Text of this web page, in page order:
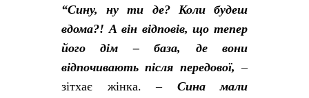
“Сину, ну ти де? Коли будеш
вдома?! А він відповів, що тепер
його дім – база, де вони
відпочивають після передової, –
зітхає жінка. – Сина мали